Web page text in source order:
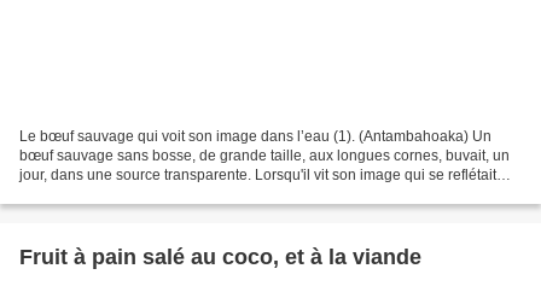
Le bœuf sauvage qui voit son image dans l’eau (1). (Antambahoaka) Un
bœuf sauvage sans bosse, de grande taille, aux longues cornes, buvait, un
jour, dans une source transparente. Lorsqu'il vit son image qui se reflétait
Fruit à pain salé au coco, et à la viande